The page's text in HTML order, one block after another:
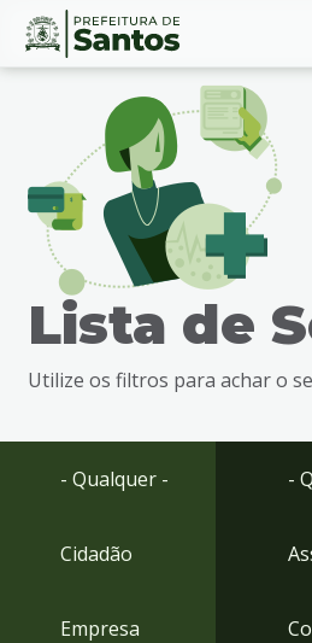
Ir
busca
Ir
Conteúdo
Lista de
Utilize os filtros para achar o
- Qualquer -
Cidadão
Empresa
-